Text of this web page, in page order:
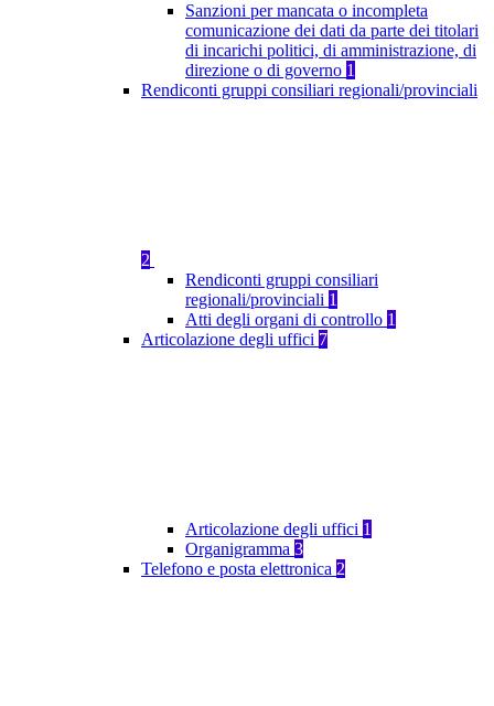
Sanzioni per mancata o incompleta
comunicazione dei dati da parte dei titolari
di incarichi politici, di amministrazione, di
direzione o di governo 1
Rendiconti gruppi consiliari regionali/provinciali
2
Rendiconti gruppi consiliari
regionali/provinciali 1
Atti degli organi di controllo 1
Articolazione degli uffici 7
Articolazione degli uffici 1
Organigramma 3
Telefono e posta elettronica 2